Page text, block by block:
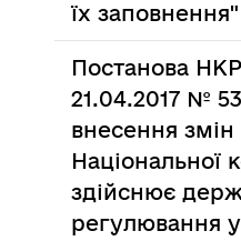
їх заповнення"
Постанова
21.04.2017 №
внесення
Національної
здійснює
регулювання